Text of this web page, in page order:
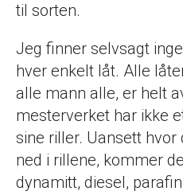
til sorten.
Jeg finner selvsagt
hver enkelt låt. Alle
alle mann alle, er helt
mesterverket har ikke
sine riller. Uansett hvor
ned i rillene, kommer
dynamitt, diesel,